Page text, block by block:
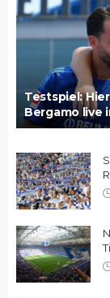
Testspiel:
Bergamo live